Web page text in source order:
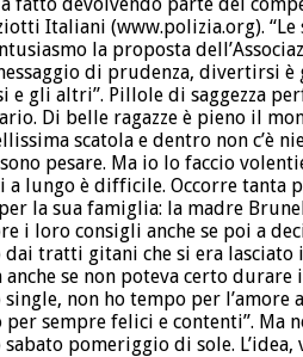
Italiani (www.polizia.org). “Le
la proposta
di prudenza, divertirsi
e gli altri”. Pillole di saggezza
Di belle ragazze è pieno il
scatola e dentro non c’è
pesare. Ma io lo faccio
lungo è difficile. Occorre tanta
la sua famiglia: la madre
loro consigli anche se poi a
tratti gitani che si era
se non poteva certo
non ho tempo per
sempre felici e contenti”. Ma
pomeriggio di sole.